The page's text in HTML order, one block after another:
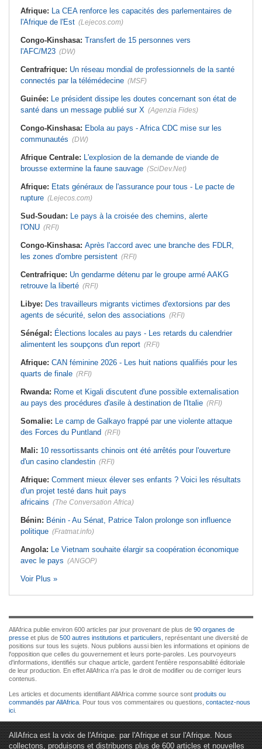
Afrique: La CEA renforce les capacités des parlementaires de
l'Afrique de l'Est (Lejecos.com)
Congo-Kinshasa: Transfert de 15 personnes vers
l'AFC/M23 (DW)
Centrafrique: Un réseau mondial de professionnels de la santé
connectés par la télémédecine (MSF)
Guinée: Le président dissipe les doutes concernant son état de
santé dans un message publié sur X (Agenzia Fides)
Congo-Kinshasa: Ebola au pays - Africa CDC mise sur les
communautés (DW)
Afrique Centrale: L'explosion de la demande de viande de
brousse extermine la faune sauvage (SciDev.Net)
Afrique: Etats généraux de l'assurance pour tous - Le pacte de
rupture (Lejecos.com)
Sud-Soudan: Le pays à la croisée des chemins, alerte
l'ONU (RFI)
Congo-Kinshasa: Après l'accord avec une branche des FDLR,
les zones d'ombre persistent (RFI)
Centrafrique: Un gendarme détenu par le groupe armé AAKG
retrouve la liberté (RFI)
Libye: Des travailleurs migrants victimes d'extorsions par des
agents de sécurité, selon des associations (RFI)
Sénégal: Élections locales au pays - Les retards du calendrier
alimentent les soupçons d'un report (RFI)
Afrique: CAN féminine 2026 - Les huit nations qualifiés pour les
quarts de finale (RFI)
Rwanda: Rome et Kigali discutent d'une possible externalisation
au pays des procédures d'asile à destination de l'Italie (RFI)
Somalie: Le camp de Galkayo frappé par une violente attaque
des Forces du Puntland (RFI)
Mali: 10 ressortissants chinois ont été arrêtés pour l'ouverture
d'un casino clandestin (RFI)
Afrique: Comment mieux élever ses enfants ? Voici les résultats
d'un projet testé dans huit pays
africains (The Conversation Africa)
Bénin: Bénin - Au Sénat, Patrice Talon prolonge son influence
politique (Fratmat.info)
Angola: Le Vietnam souhaite élargir sa coopération économique
avec le pays (ANGOP)
Voir Plus »
AllAfrica publie environ 600 articles par jour provenant de plus de 90 organes de
presse et plus de 500 autres institutions et particuliers , représentant une diversité de
positions sur tous les sujets. Nous publions aussi bien les informations et opinions de
l'opposition que celles du gouvernement et leurs porte-paroles. Les pourvoyeurs
d'informations, identifiés sur chaque article, gardent l'entière responsabilité éditoriale
de leur production. En effet AllAfrica n'a pas le droit de modifier ou de corriger leurs
contenus.
Les articles et documents identifiant AllAfrica comme source sont produits ou
commandés par AllAfrica . Pour tous vos commentaires ou questions, contactez-nous
ici
AllAfrica est la voix de l'Afrique. par l'Afrique et sur l'Afrique. Nous
collectons, produisons et distribuons plus de 600 articles et nouvelles